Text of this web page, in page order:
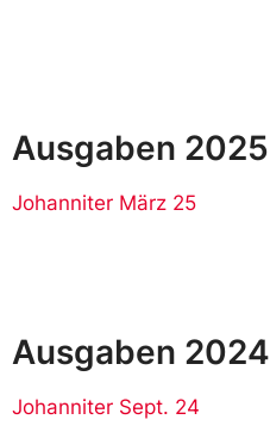
Ausgaben 2025
Johanniter März 25
Ausgaben 2024
Johanniter Sept. 24